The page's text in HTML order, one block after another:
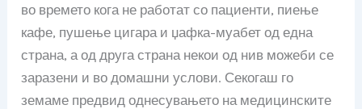
во времето кога не работат со пациенти, пиење
кафе, пушење цигара и џафка-муабет од една
страна, а од друга страна некои од нив можеби се
заразени и во домашни услови. Секогаш го
земаме предвид однесувањето на медицинските